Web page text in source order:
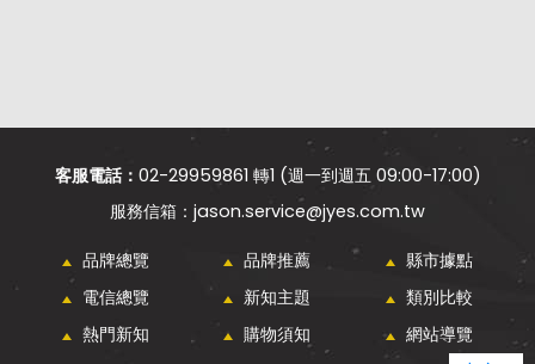
客服電話： 02-29959861 轉1 (週一到週五 09:00-17:00)
jason.service@jyes.com.tw
品牌總覽 品牌推薦
縣市據點
電信總覽
新知主題
類別比較
熱門新知
購物須知 網站導覽